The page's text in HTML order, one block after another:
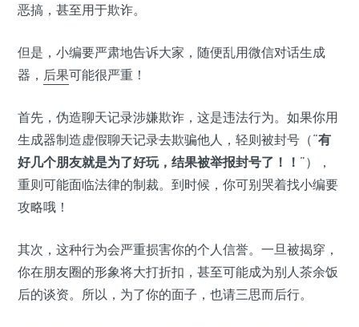
恶搞，甚至用于欺诈。
但是，小编要严肃地告诉大家，随便乱用微信对话生成
器， 后果可能很严重！
首先，伪造聊天记录涉嫌欺诈，这是违法行为。如果你用
生成器制造虚假聊天记录去欺骗他人，轻则被封号（“有
好几个朋友就是为了好玩，结果被举报封号了！！ ”），
重则可能面临法律的制裁。到时候，你可别哭着找小编要
攻略哦！
其次，这种行为会严重损害你的个人信誉。一旦被揭穿，
你在朋友圈的形象将大打折扣，甚至可能成为别人茶余饭
后的谈资。所以，为了你的面子，也请三思而后行。